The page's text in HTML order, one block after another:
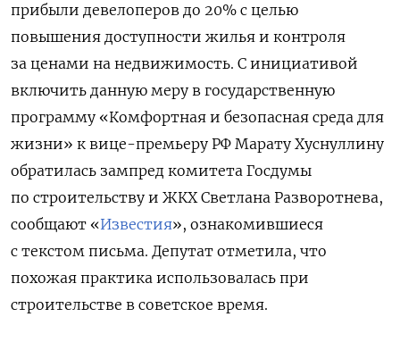
прибыли девелоперов до 20% с целью
повышения доступности жилья и контроля
за ценами на недвижимость. С инициативой
включить данную меру в государственную
программу «Комфортная и безопасная среда для
жизни» к вице-премьеру РФ Марату Хуснуллину
обратилась зампред комитета Госдумы
по строительству и ЖКХ Светлана Разворотнева,
сообщают «Известия», ознакомившиеся
с текстом письма. Депутат отметила, что
похожая практика использовалась при
строительстве в советское время.